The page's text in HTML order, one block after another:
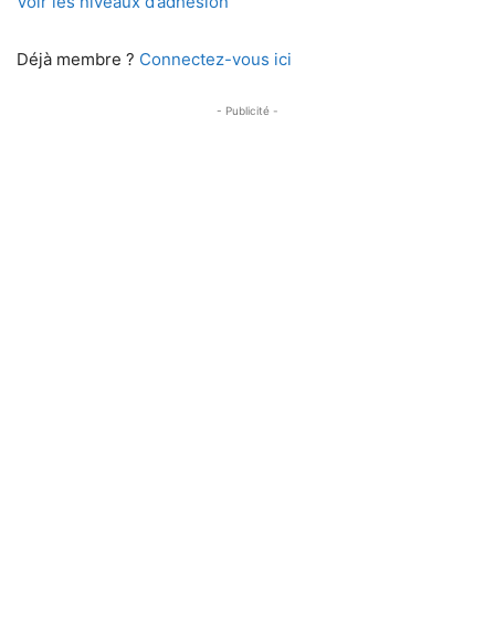
Déjà membre ? Connectez-vous ici
- Publicité -